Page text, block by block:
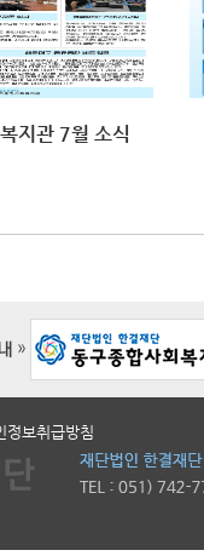
지관 7월 소식
정보취급방침